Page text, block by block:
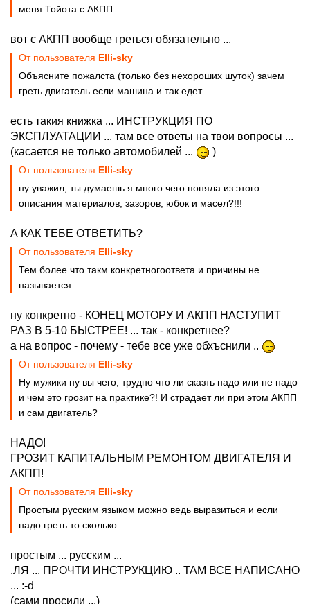
меня Тойота с АКПП
вот с АКПП вообще греться обязательно ...
От пользователя Elli-sky
Объясните пожалста (только без нехороших шуток) зачем
греть двигатель если машина и так едет
есть такия книжка ... ИНСТРУКЦИЯ ПО
ЭКСПЛУАТАЦИИ ... там все ответы на твои вопросы ...
(касается не только автомобилей ...
)
От пользователя Elli-sky
ну уважил, ты думаешь я много чего поняла из этого
описания материалов, зазоров, юбок и масел?!!!
А КАК ТЕБЕ ОТВЕТИТЬ?
От пользователя Elli-sky
Тем более что такм конкретногоответа и причины не
называется.
ну конкретно - КОНЕЦ МОТОРУ И АКПП НАСТУПИТ
РАЗ В 5-10 БЫСТРЕЕ! ... так - конкретнее?
а на вопрос - почему - тебе все уже обхъснили ..
От пользователя Elli-sky
Ну мужики ну вы чего, трудно что ли сказть надо или не надо
и чем это грозит на практике?! И страдает ли при этом АКПП
и сам двигатель?
НАДО!
ГРОЗИТ КАПИТАЛЬНЫМ РЕМОНТОМ ДВИГАТЕЛЯ И
АКПП!
От пользователя Elli-sky
Простым русским языком можно ведь выразиться и если
надо греть то сколько
простым ... русским ...
.ЛЯ ... ПРОЧТИ ИНСТРУКЦИЮ .. ТАМ ВСЕ НАПИСАНО
... :-d
(сами просили ...)